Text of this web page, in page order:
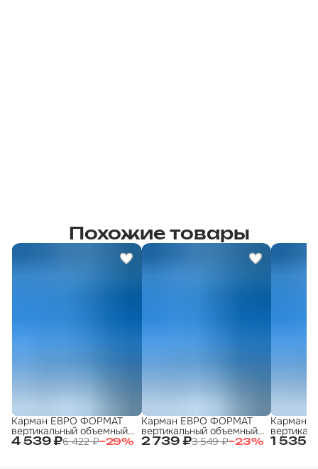
Похожие товары
4 539 ₽6 422 ₽−29%
Карман ЕВРО ФОРМАТ
вертикальный объемный
(8шт) 2 739 ₽3 549 ₽−23%
Карман ЕВРО ФОРМАТ
вертикальный объемный
(4шт) 1 535 ₽
Карман
(2шт)